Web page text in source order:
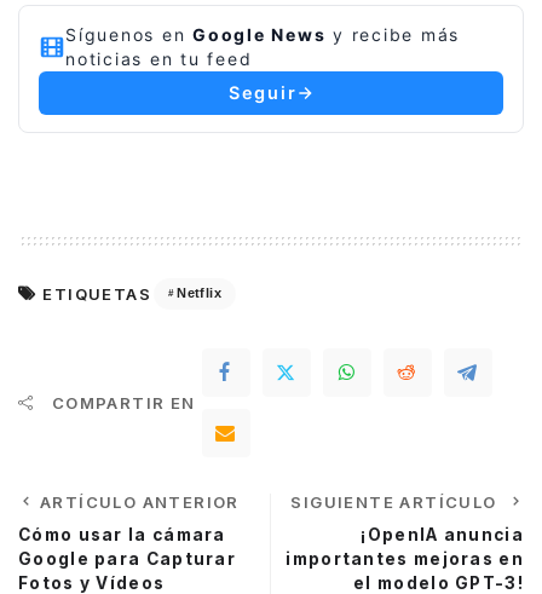
Síguenos en Google News y recibe más
noticias en tu feed
Seguir
ETIQUETAS Netflix
COMPARTIR EN
ARTÍCULO ANTERIOR
Cómo usar la cámara
Google para Capturar
Fotos y Vídeos
SIGUIENTE ARTÍCULO
¡OpenIA anuncia
importantes mejoras en
el modelo GPT-3!